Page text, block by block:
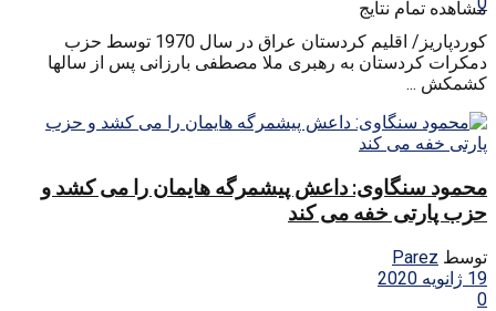
مشاهده تمام نتایج
کوردپاریز/ اقلیم کردستان عراق در سال 1970 توسط حزب
دمکرات کردستان به رهبری ملا مصطفی بارزانی پس از سالها
کشمکش ...
محمود سنگاوی: داعش پیشمرگه هایمان را می کشد و
حزب پارتی خفه می کند
توسط Parez
19 ژانویه 2020
0